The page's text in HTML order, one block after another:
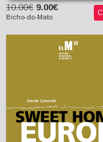
10.00€ 9.00€
Bicho-do-Mato
(tradutor)